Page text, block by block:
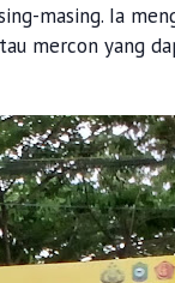
masing. Ia
mercon yang